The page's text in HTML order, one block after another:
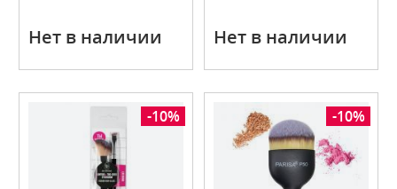
Нет в наличии Нет в наличии
-10% -10%